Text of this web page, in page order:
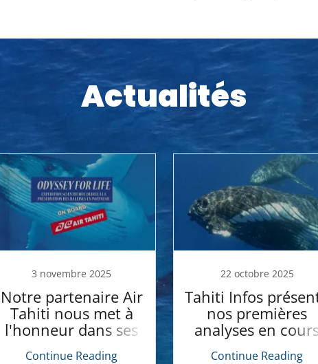
Actualités
3 novembre 2025
Notre partenaire Air
Tahiti nous met à
l'honneur dans ses
avions
Continue Reading
22 octobre 2025
Tahiti Infos
nos premières
analyses en
Continue Reading